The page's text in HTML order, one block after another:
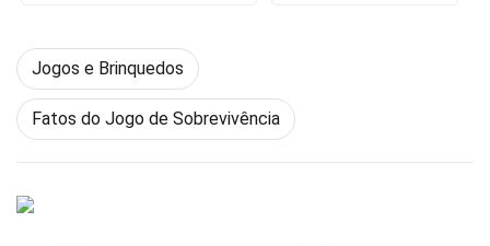
Jogos e Brinquedos
Fatos do Jogo de Sobrevivência